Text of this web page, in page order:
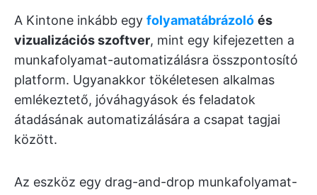
A Kintone inkább egy folyamatábrázoló és
vizualizációs szoftver, mint egy kifejezetten a
munkafolyamat-automatizálásra összpontosító
platform. Ugyanakkor tökéletesen alkalmas
emlékeztető, jóváhagyások és feladatok
átadásának automatizálására a csapat tagjai
között.
Az eszköz egy drag-and-drop munkafolyamat-